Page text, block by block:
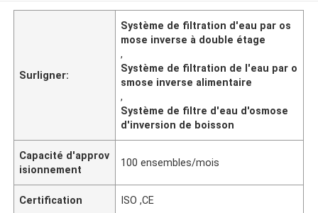
Surligner:
Système de filtration d'eau par os
mose inverse à double étage
,
Système de filtration de l'eau par o
smose inverse alimentaire
,
Système de filtre d'eau d'osmose
d'inversion de boisson
Capacité d'approv
isionnement
100 ensembles/mois
Certification ISO ,CE